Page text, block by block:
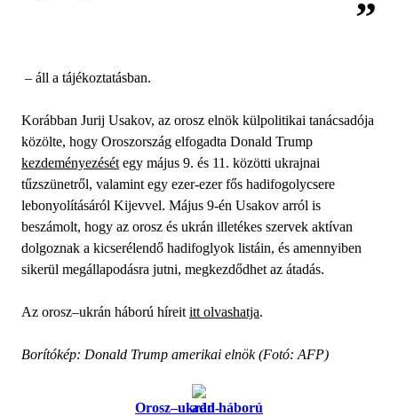
– áll a tájékoztatásban.
Korábban Jurij Usakov, az orosz elnök külpolitikai tanácsadója
közölte, hogy Oroszország elfogadta Donald Trump
kezdeményezését egy május 9. és 11. közötti ukrajnai
tűzszünetről, valamint egy ezer-ezer fős hadifogolycsere
lebonyolításáról Kijevvel. Május 9-én Usakov arról is
beszámolt, hogy az orosz és ukrán illetékes szervek aktívan
dolgoznak a kicserélendő hadifoglyok listáin, és amennyiben
sikerül megállapodásra jutni, megkezdődhet az átadás.
Az orosz–ukrán háború híreit itt olvashatja.
Borítókép: Donald Trump amerikai elnök (Fotó: AFP)
Orosz–ukrán háború